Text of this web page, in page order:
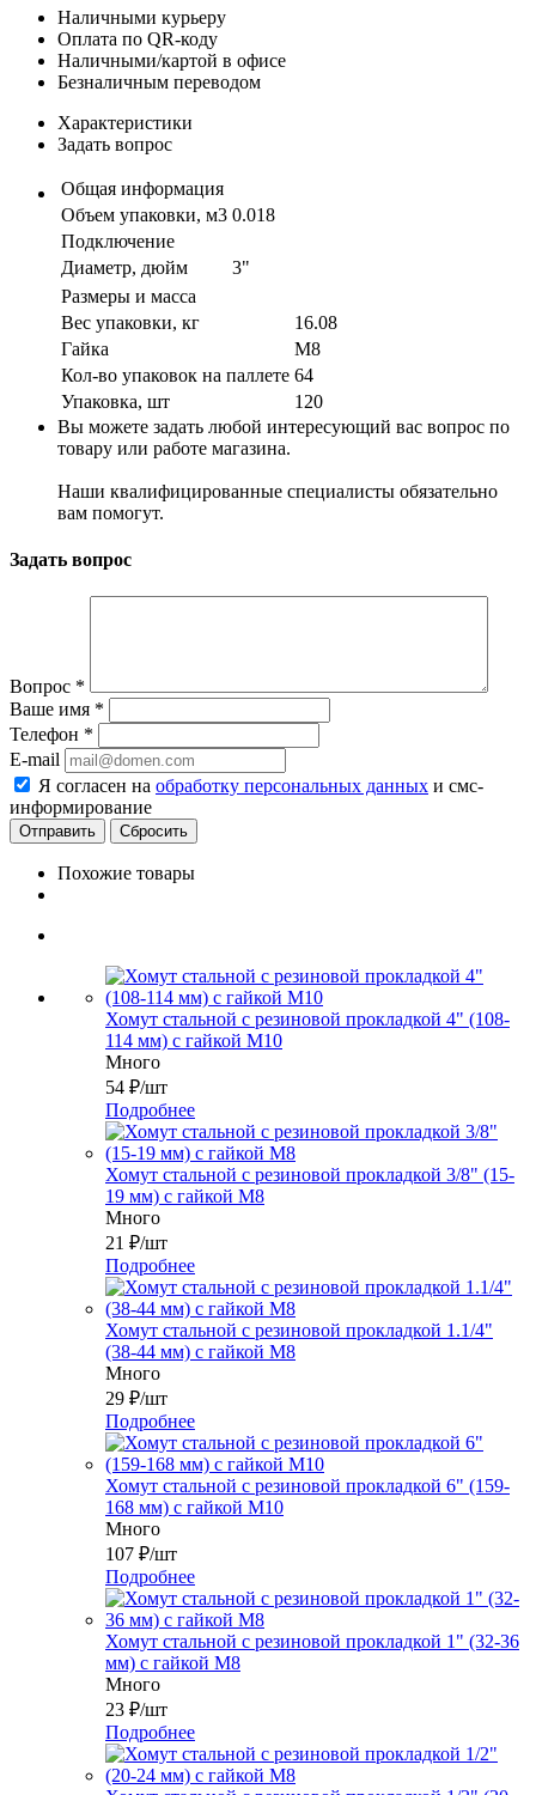
Наличными курьеру
Оплата по QR-коду
Наличными/картой в офисе
Безналичным переводом
Характеристики
Задать вопрос
Общая информация
Объем упаковки, м3 0.018
Подключение
Диаметр, дюйм
3"
Размеры и масса
Вес упаковки, кг
16.08
Гайка
М8
Кол-во упаковок на паллете 64
Упаковка, шт
120
Вы можете задать любой интересующий вас вопрос по
товару или работе магазина.
Наши квалифицированные специалисты обязательно
вам помогут.
Задать вопрос
Вопрос *
Ваше имя *
Телефон *
E-mail
Я согласен на обработку персональных данных и смс-
информирование
Сбросить
Похожие товары
Хомут стальной с резиновой прокладкой 4" (108-
114 мм) с гайкой М10
Много
54 ₽/шт
Подробнее
Хомут стальной с резиновой прокладкой 3/8" (15-
19 мм) с гайкой М8
Много
21 ₽/шт
Подробнее
Хомут стальной с резиновой прокладкой 1.1/4"
(38-44 мм) с гайкой М8
Много
29 ₽/шт
Подробнее
Хомут стальной с резиновой прокладкой 6" (159-
168 мм) с гайкой М10
Много
107 ₽/шт
Подробнее
Хомут стальной с резиновой прокладкой 1" (32-36
мм) с гайкой М8
Много
23 ₽/шт
Подробнее